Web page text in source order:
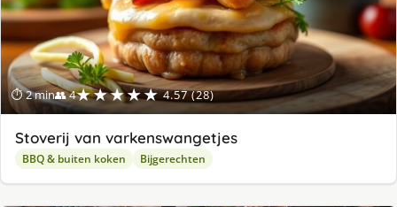
⏱ 2 min👥 4★★★★★ 4.57 (28)
Stoverij van varkenswangetjes
BBQ & buiten koken Bijgerechten